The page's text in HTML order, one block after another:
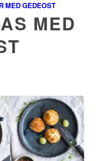
MED GEDEOST
MED